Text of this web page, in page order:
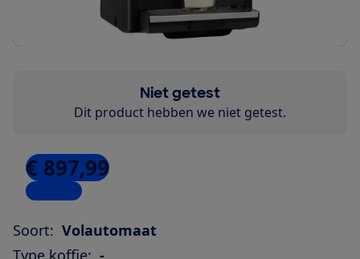
Niet getest
Dit product hebben we niet getest.
€ 897,99
2 winkels
Soort: Volautomaat
Type koffie: -